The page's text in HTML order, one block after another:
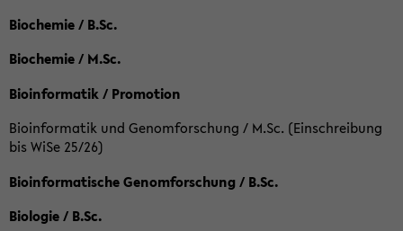
Biochemie / B.Sc.
Biochemie / M.Sc.
Bioinformatik / Promotion
Bioinformatik und Genomforschung / M.Sc. (Einschreibung
bis WiSe 25/26)
Bioinformatische Genomforschung / B.Sc.
Biologie / B.Sc.